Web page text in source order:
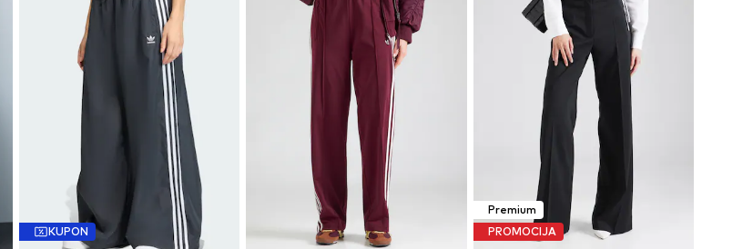
KUPON
Premium
PROMOCIJA